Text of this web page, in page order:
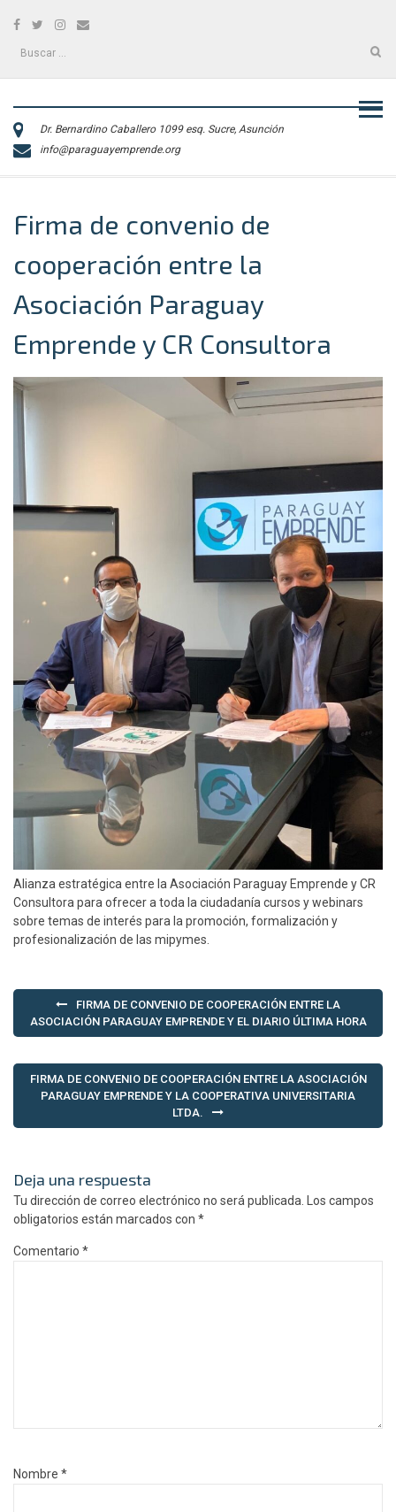
Facebook
TwitterInstagram
Correo
Buscar:
Dr. Bernardino Caballero 1099 esq. Sucre, Asunción
info@paraguayemprende.org
Firma de convenio de
cooperación entre la
Asociación Paraguay
Emprende y CR Consultora
Alianza estratégica entre la Asociación Paraguay Emprende y CR
Consultora para ofrecer a toda la ciudadanía cursos y webinars
sobre temas de interés para la promoción, formalización y
profesionalización de las mipymes.
Navegación
de
entradas
FIRMA DE CONVENIO DE COOPERACIÓN ENTRE LA
ASOCIACIÓN PARAGUAY EMPRENDE Y EL DIARIO ÚLTIMA HORA
FIRMA DE CONVENIO DE COOPERACIÓN ENTRE LA ASOCIACIÓN
PARAGUAY EMPRENDE Y LA COOPERATIVA UNIVERSITARIA
LTDA.
Deja una respuesta
Tu dirección de correo electrónico no será publicada. Los campos
obligatorios están marcados con *
Comentario *
Nombre *